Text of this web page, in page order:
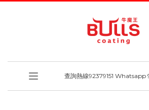
查詢熱線92379151 Whatsapp